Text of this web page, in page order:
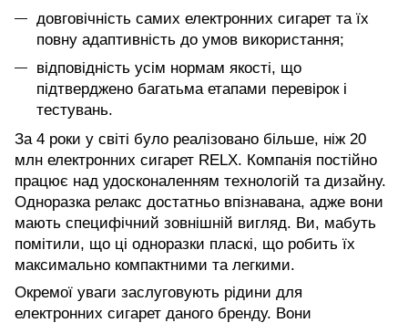
довговічність самих електронних сигарет та їх
повну адаптивність до умов використання;
відповідність усім нормам якості, що
підтверджено багатьма етапами перевірок і
тестувань.
За 4 роки у світі було реалізовано більше, ніж 20
млн електронних сигарет RELX. Компанія постійно
працює над удосконаленням технологій та дизайну.
Одноразка релакс достатньо впізнавана, адже вони
мають специфічний зовнішній вигляд. Ви, мабуть
помітили, що ці одноразки пласкі, що робить їх
максимально компактними та легкими.
Окремої уваги заслуговують рідини для
електронних сигарет даного бренду. Вони